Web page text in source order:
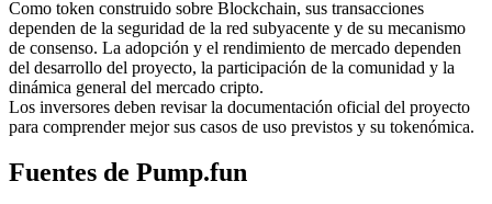
Conviértete en un Trader de Copia
Como token construido sobre Blockchain, sus transacciones
dependen de la seguridad de la red subyacente y de su mecanismo
de consenso. La adopción y el rendimiento de mercado dependen
del desarrollo del proyecto, la participación de la comunidad y la
dinámica general del mercado cripto.
Los inversores deben revisar la documentación oficial del proyecto
para comprender mejor sus casos de uso previstos y su tokenómica.
Fuentes de Pump.fun